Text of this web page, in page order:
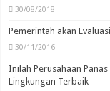
30/08/2018
Pemerintah akan
30/11/2016
Inilah Perusahaan
Lingkungan Terbaik